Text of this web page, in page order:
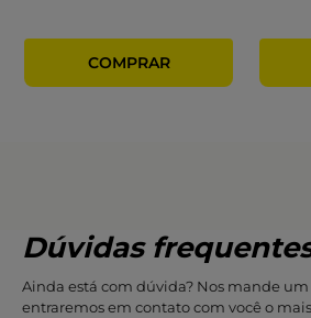
Dúvidas
Ainda está com dúvida? Nos mande
entraremos em contato com você o